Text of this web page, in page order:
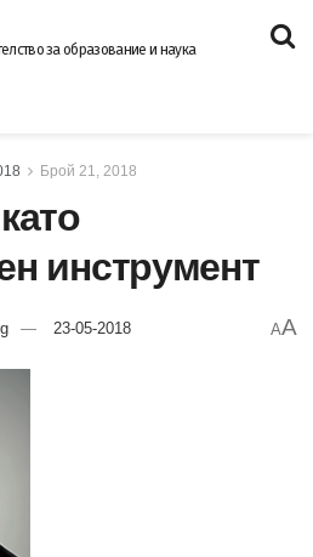
за образование и наука
Брой 21, 2018
инструмент
23-05-2018 AA